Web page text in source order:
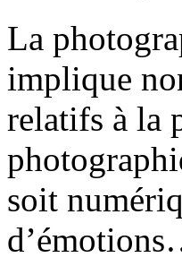
La
implique
relatifs à la
soit